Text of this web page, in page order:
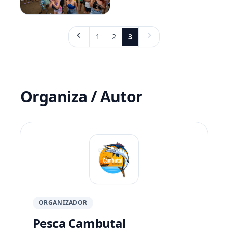
1 2 3
Organiza / Autor
ORGANIZADOR
Pesca Cambutal